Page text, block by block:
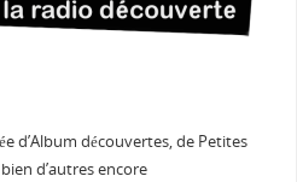
d’Album découvertes, de Petites
d’autres encore